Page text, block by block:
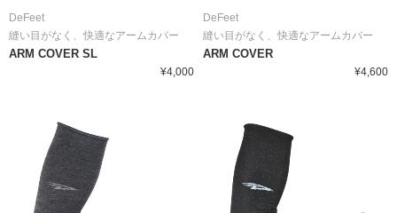
DeFeet
縫い目がなく、快適なアームカバー
ARM COVER SL
¥4,000
DeFeet
縫い目がなく、快適なアームカバー
ARM COVER
¥4,600